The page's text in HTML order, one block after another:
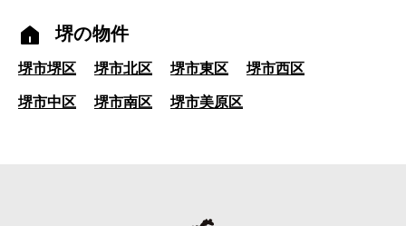
堺の物件
堺市堺区 堺市北区 堺市東区 堺市西区
堺市中区 堺市南区 堺市美原区